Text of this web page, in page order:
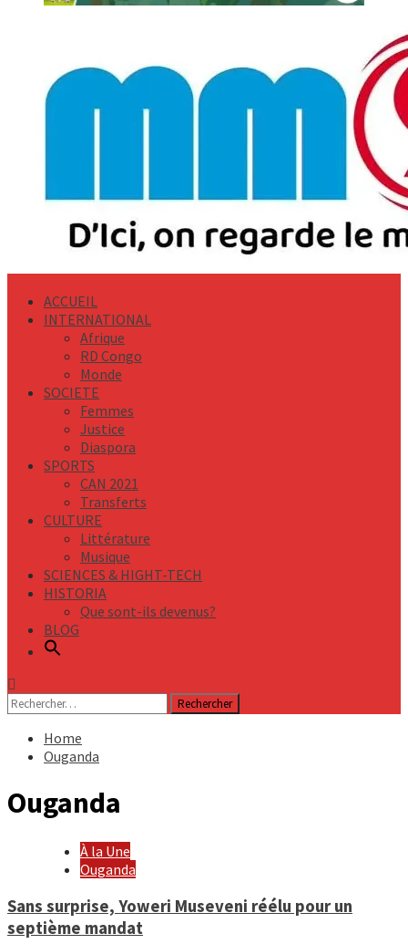
ACCUEIL
INTERNATIONAL
Afrique
RD Congo
Monde
SOCIETE
Femmes
Justice
Diaspora
SPORTS
CAN 2021
Transferts
CULTURE
Littérature
Musique
SCIENCES & HIGHT-TECH
HISTORIA
Que sont-ils devenus?
BLOG
Rechercher :
Home
Ouganda
Ouganda
À la Une
Ouganda
Sans surprise, Yoweri Museveni réélu pour un
septième mandat